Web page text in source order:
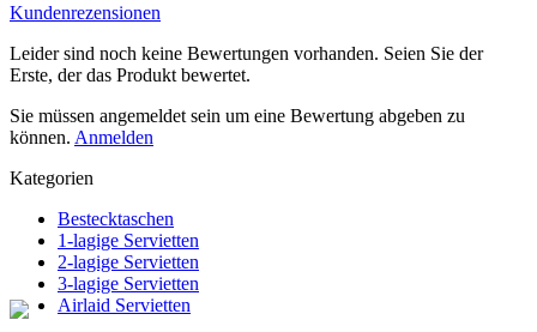
Kundenrezensionen
Leider sind noch keine Bewertungen vorhanden. Seien Sie der
Erste, der das Produkt bewertet.
Sie müssen angemeldet sein um eine Bewertung abgeben zu
können. Anmelden
Kategorien
Bestecktaschen
1-lagige Servietten
2-lagige Servietten
3-lagige Servietten
Airlaid Servietten